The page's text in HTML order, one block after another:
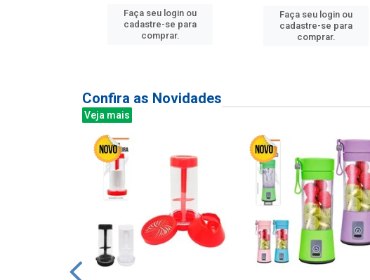
Faça seu login ou
cadastre-se para
comprar.
Faça seu login ou
cadastre-se para
comprar.
Confira as Novidades
Veja mais